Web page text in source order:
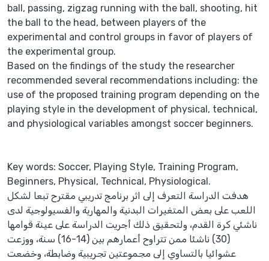
ball, passing, zigzag running with the ball, shooting, hit
the ball to the head, between players of the
experimental and control groups in favor of players of
the experimental group.
Based on the findings of the study the researcher
recommended several recommendations including: the
use of the proposed training program depending on the
playing style in the development of physical, technical,
and physiological variables amongst soccer beginners.
Key words: Soccer, Playing Style, Training Program,
Beginners, Physical, Technical, Physiological.
هدفت الدراسة التعرف إلى اثر برنامج تدريبي مقترح تبعا لشكل
اللعب على بعض المتغيرات البدنية والمهارية والفسيولوجية لدى
ناشئي كرة القدم، ولتحقيق ذلك أجريت الدراسة على عينة قوامها
(30) ناشئا ممن تتراوح أعمارهم بين (14-16) سنة، ووزعت
عشوائيا بالتساوي إلى مجموعتين تجريبية وضابطة، وخضعت